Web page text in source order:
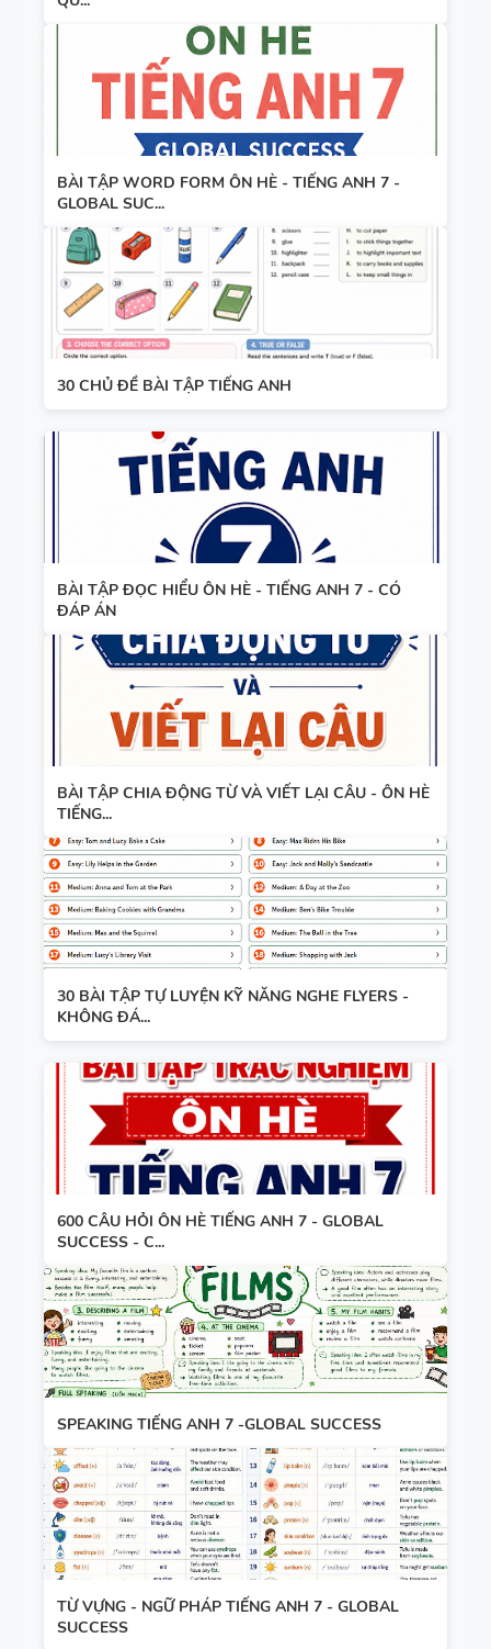
BÀI TẬP WORD FORM ÔN HÈ - TIẾNG ANH 7 -
GLOBAL SUC...
30 CHỦ ĐỀ BÀI TẬP TIẾNG ANH
BÀI TẬP ĐỌC HIỂU ÔN HÈ - TIẾNG ANH 7 - CÓ
ĐÁP ÁN
BÀI TẬP CHIA ĐỘNG TỪ VÀ VIẾT LẠI CÂU - ÔN HÈ
TIẾNG...
30 BÀI TẬP TỰ LUYỆN KỸ NĂNG NGHE FLYERS -
KHÔNG ĐÁ...
600 CÂU HỎI ÔN HÈ TIẾNG ANH 7 - GLOBAL
SUCCESS - C...
SPEAKING TIẾNG ANH 7 -GLOBAL SUCCESS
TỪ VỰNG - NGỮ PHÁP TIẾNG ANH 7 - GLOBAL
SUCCESS